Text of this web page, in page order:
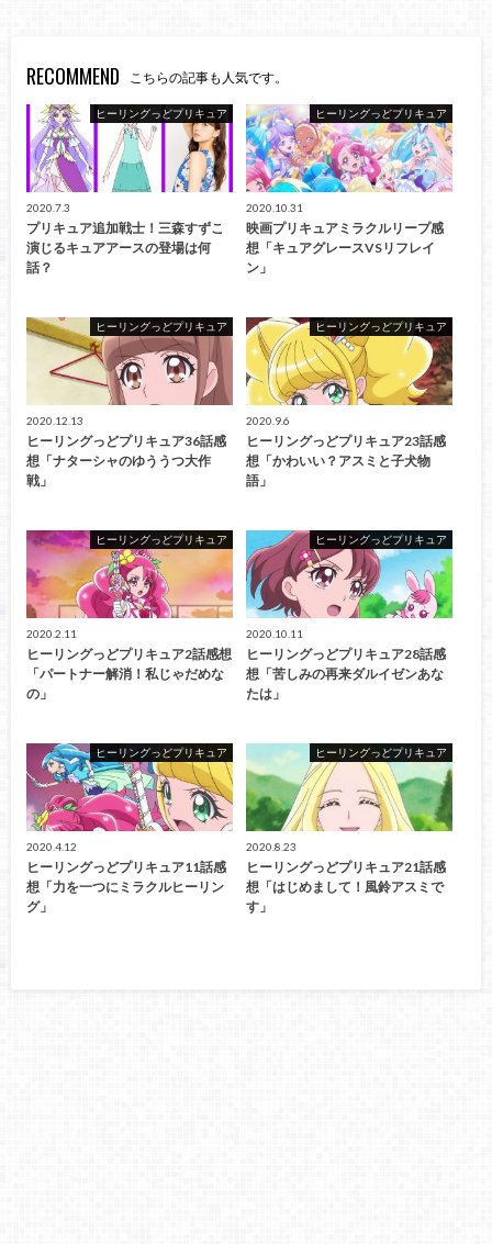
RECOMMEND こちらの記事も人気です。
ヒーリングっどプリキュア
2020.7.3
プリキュア追加戦士！三森すずこ
演じるキュアアースの登場は何
話？
ヒーリングっどプリキュア
2020.10.31
映画プリキュアミラクルリープ感
想「キュアグレースVSリフレイ
ン」
ヒーリングっどプリキュア
2020.12.13
ヒーリングっどプリキュア36話感
想「ナターシャのゆううつ大作
戦」
ヒーリングっどプリキュア
2020.9.6
ヒーリングっどプリキュア23話感
想「かわいい？アスミと子犬物
語」
ヒーリングっどプリキュア
2020.2.11
ヒーリングっどプリキュア2話感想
「パートナー解消！私じゃだめな
の」
ヒーリングっどプリキュア
2020.10.11
ヒーリングっどプリキュア28話感
想「苦しみの再来ダルイゼンあな
たは」
ヒーリングっどプリキュア
2020.4.12
ヒーリングっどプリキュア11話感
想「力を一つにミラクルヒーリン
グ」
ヒーリングっどプリキュア
2020.8.23
ヒーリングっどプリキュア21話感
想「はじめまして！風鈴アスミで
す」